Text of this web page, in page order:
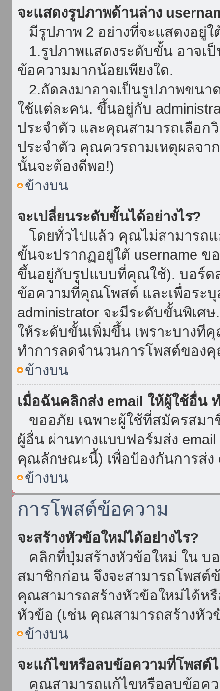
จะแสดงรูปภาพด้านล่าง
มีรูปภาพ 2 อย่างที่จะแสดงอยู่ใ
1.รูปภาพแสดงระดับขั้น อาจเ
ข้อความมากน้อยเพียงใด.
2.ถัดลงมาอาจเป็นรูปภาพขนา
ใช้แต่ละคน. ขึ้นอยู่กับ
ประจำตัว และคุณสามารถเลือก
ประจำตัว คุณควรถามเหตุผลจา
นั้นจะต้องดีพอ!)
ข้างบน
จะเปลี่ยนระดับขั้นได้อย่างไร?
โดยทั่วไปแล้ว คุณไม่สามารถ
ขั้นจะปรากฏอยู่ใต้ username
ขึ้นอยู่กับรูปแบบที่คุณใช้). บอร์ด
ข้อความที่คุณโพสต์ และเพื่อระบุ
administrator จะมีระดับขั้นพิเศ
ให้ระดับขั้นเพิ่มขึ้น เพราะบางที
ทำการลดจำนวนการโพสต์ของ
ข้างบน
เมื่อฉันคลิกส่ง email ให้ผู้ใช้อื่น
ขออภัย เฉพาะผู้ใช้ที่สมัครสมา
ผู้อื่น ผ่านทางแบบฟอร์มส่ง
คุณลักษณะนี้) เพื่อป้องกันการส่ง
ข้างบน
การโพสต์ข้อความ
จะสร้างหัวข้อใหม่ได้อย่างไร?
คลิกที่ปุ่มสร้างหัวข้อใหม่ ใน บ
สมาชิกก่อน จึงจะสามารถโพส
คุณสามารถสร้างหัวข้อใหม่ได้ห
หัวข้อ (เช่น คุณสามารถสร้างหั
ข้างบน
จะแก้ไขหรือลบข้อความที่โพสต์ไ
คุณสามารถแก้ไขหรือลบข้อคว